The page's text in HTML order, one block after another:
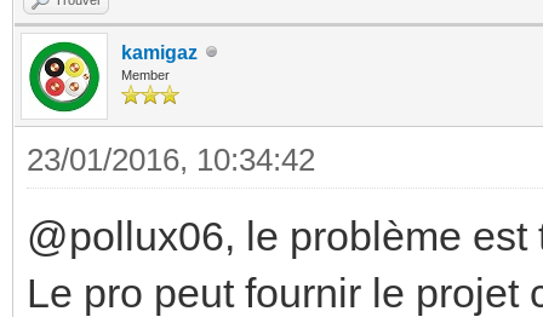
kamigaz
Member
23/01/2016, 10:34:42
@pollux06, le problème
Le pro peut fournir le projet